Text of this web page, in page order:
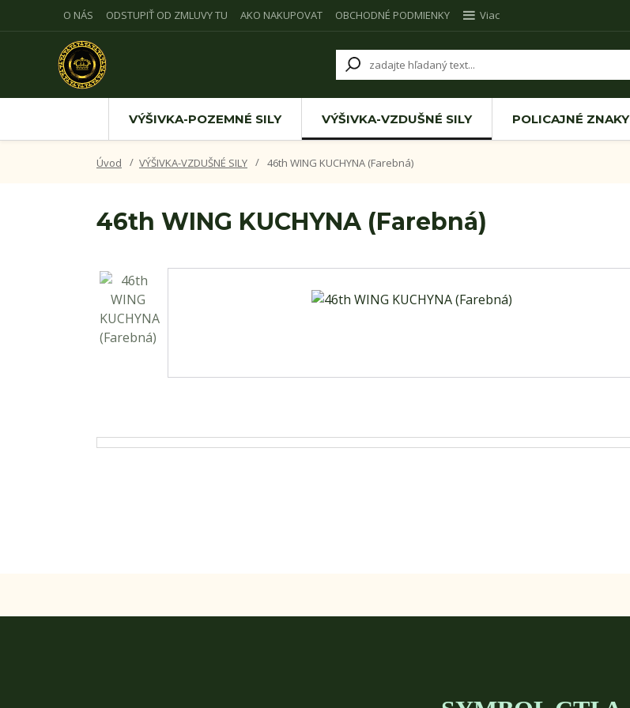
O NÁS ODSTUPIŤ OD ZMLUVY TU AKO NAKUPOVAT OBCHODNÉ PODMIENKY Viac
VÝŠIVKA-POZEMNÉ SILY VÝŠIVKA-VZDUŠNÉ SILY POLICAJNÉ ZNAKY
Úvod VÝŠIVKA-VZDUŠNÉ SILY 46th WING KUCHYNA (Farebná)
46th WING KUCHYNA (Farebná)